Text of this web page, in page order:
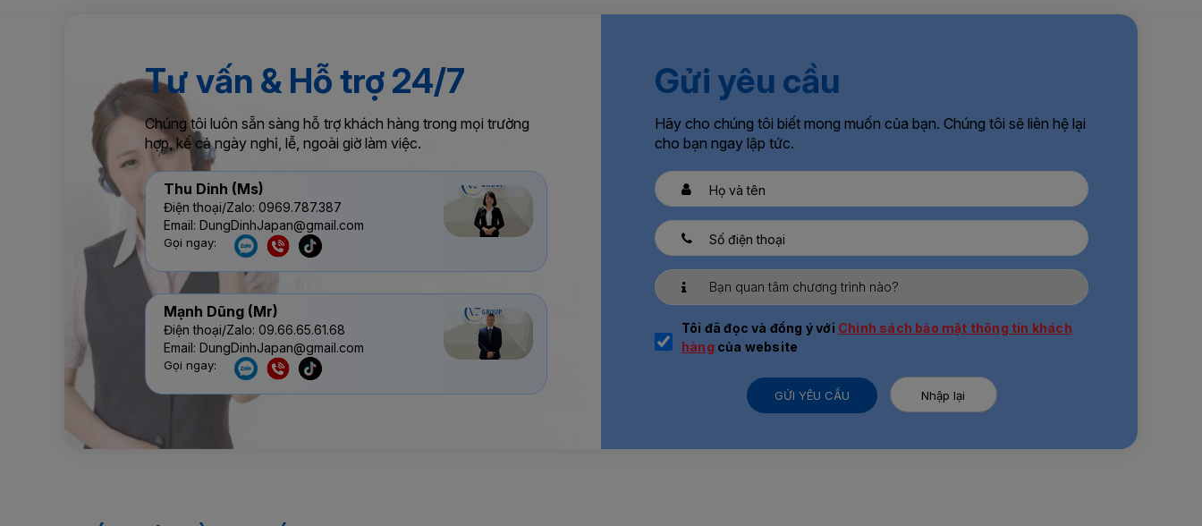
Tư vấn & Hỗ trợ 24/7
Chúng tôi luôn sẵn sàng hỗ trợ khách hàng trong mọi trường
hợp, kể cả ngày nghỉ, lễ, ngoài giờ làm việc.
Thu Dinh (Ms)
Điện thoại/Zalo: 0969.787.387
Email: DungDinhJapan@gmail.com
Gọi ngay:
Mạnh Dũng (Mr)
Điện thoại/Zalo: 09.66.65.61.68
Email: DungDinhJapan@gmail.com
Gọi ngay:
Gửi yêu cầu
Hãy cho chúng tôi biết mong muốn của bạn. Chúng tôi sẽ liên hệ lại
cho bạn ngay lập tức.
Tôi đã đọc và đồng ý với Chính sách bảo mật thông tin khách
hàng của website
GỬI YÊU CẦU Nhập lại